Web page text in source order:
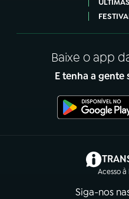
ÚLTIMAS
Baixe o app
E tenha a
Acesso
Siga-nos